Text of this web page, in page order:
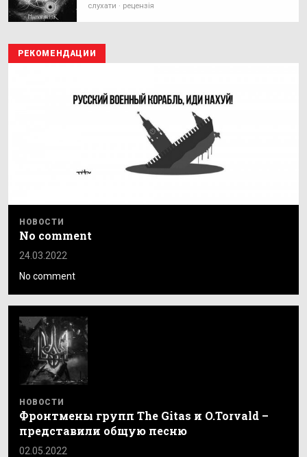
слухати · рецензія
РЕКОМЕНДАЦИИ
НОВОСТИ
No comment
24.03.2022
No comment
НОВОСТИ
Фронтмены групп The Gitas и O.Torvald –
представили общую песню
02.05.2022